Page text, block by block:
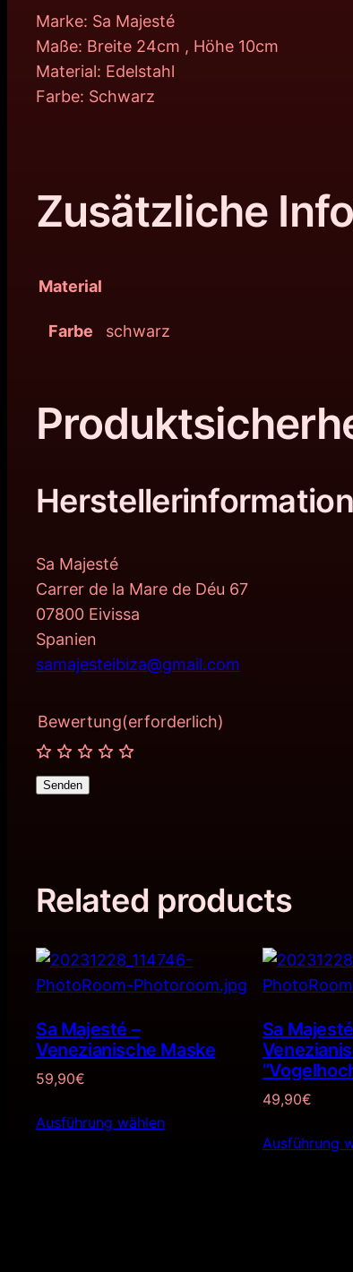
Marke: Sa Majesté
Maße: Breite 24cm , Höhe 10cm
Material: Edelstahl
Farbe: Schwarz
Zusätzliche
Material
Farbe schwarz
Sa Majesté
Carrer de la Mare de Déu 67
07800 Eivissa
Spanien
samajesteibiza@gmail.com
Bewertung(erforderlich)
Senden
Related products
Sa Majesté –
Venezianische Maske
59,90€
Ausführung wählen
Sa
49,90€
Ausführung